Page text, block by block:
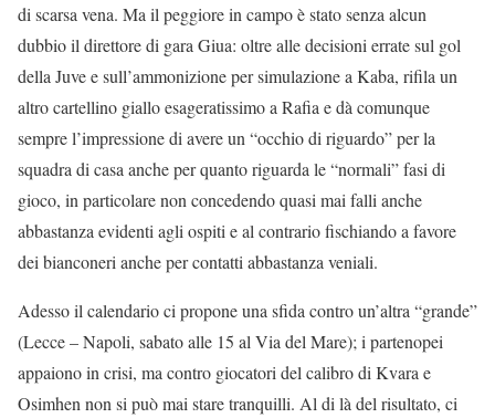
di scarsa vena. Ma il peggiore in campo è stato senza alcun
dubbio il direttore di gara Giua: oltre alle decisioni errate sul gol
della Juve e sull’ammonizione per simulazione a Kaba, rifila un
altro cartellino giallo esageratissimo a Rafia e dà comunque
sempre l’impressione di avere un “occhio di riguardo” per la
squadra di casa anche per quanto riguarda le “normali” fasi di
gioco, in particolare non concedendo quasi mai falli anche
abbastanza evidenti agli ospiti e al contrario fischiando a favore
dei bianconeri anche per contatti abbastanza veniali.
Adesso il calendario ci propone una sfida contro un’altra “grande”
(Lecce – Napoli, sabato alle 15 al Via del Mare); i partenopei
appaiono in crisi, ma contro giocatori del calibro di Kvara e
Osimhen non si può mai stare tranquilli. Al di là del risultato, ci